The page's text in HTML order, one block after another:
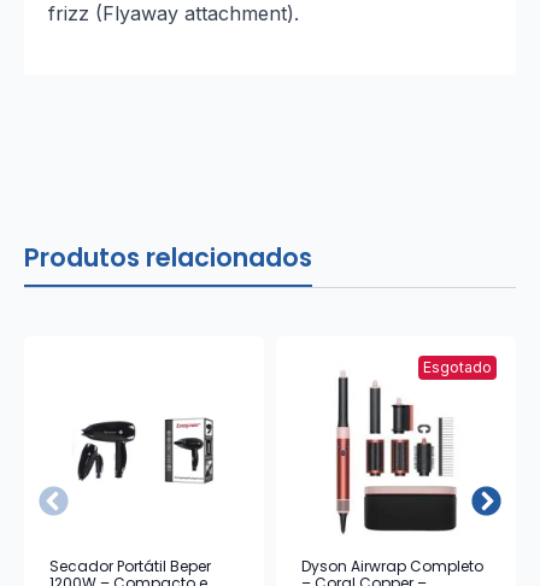
frizz (Flyaway attachment).
Produtos relacionados
Secador Portátil Beper
Esgotado
Dyson Airwrap Completo